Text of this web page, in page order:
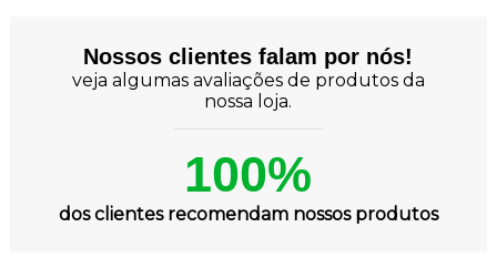
Nossos clientes falam por nós!
veja algumas avaliações de produtos da
nossa loja.
100%
dos clientes recomendam nossos produtos